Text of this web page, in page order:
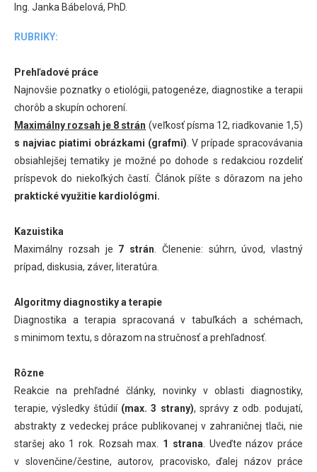
Ing. Janka Bábelová, PhD.
RUBRIKY:
Prehľadové práce
Najnovšie poznatky o etiológii, patogenéze, diagnostike a terapii
chorôb a skupín ochorení.
Maximálny rozsah je 8 strán (veľkosť písma 12, riadkovanie 1,5)
s najviac piatimi obrázkami (grafmi) . V prípade spracovávania
obsiahlejšej tematiky je možné po dohode s redakciou rozdeliť
príspevok do niekoľkých častí. Článok píšte s dôrazom na jeho
praktické využitie kardiológmi.
Kazuistika
Maximálny rozsah je 7 strán . Členenie: súhrn, úvod, vlastný
prípad, diskusia, záver, literatúra.
Algoritmy diagnostiky a terapie
Diagnostika a terapia spracovaná v tabuľkách a schémach,
s minimom textu, s dôrazom na stručnosť a prehľadnosť.
Rôzne
Reakcie na prehľadné články, novinky v oblasti diagnostiky,
terapie, výsledky štúdií(max. 3 strany), správy z odb. podujatí,
abstrakty z vedeckej práce publikovanej v zahraničnej tlači, nie
staršej ako 1 rok. Rozsah max. 1 strana . Uveďte názov práce
v slovenčine/čestine, autorov, pracovisko, ďalej názov práce